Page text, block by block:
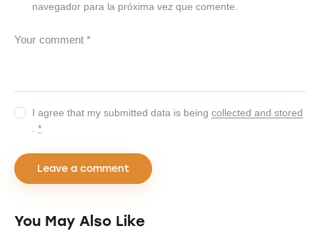
navegador para la próxima vez que comente.
I agree that my submitted data is beingcollected and stored
.*
You May Also Like